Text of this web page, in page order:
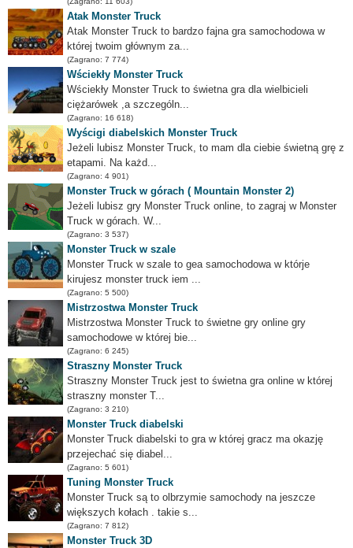
Atak Monster Truck
Atak Monster Truck to bardzo fajna gra samochodowa w
której twoim głównym za...
(Zagrano: 7 774)
Wściekły Monster Truck
Wściekły Monster Truck to świetna gra dla wielbicieli
ciężarówek ,a szczególn...
(Zagrano: 16 618)
Wyścigi diabelskich Monster Truck
Jeżeli lubisz Monster Truck, to mam dla ciebie świetną grę z
etapami. Na każd...
(Zagrano: 4 901)
Monster Truck w górach ( Mountain Monster 2)
Jeżeli lubisz gry Monster Truck online, to zagraj w Monster
Truck w górach. W...
(Zagrano: 3 537)
Monster Truck w szale
Monster Truck w szale to gea samochodowa w którje
kirujesz monster truck iem ...
(Zagrano: 5 500)
Mistrzostwa Monster Truck
Mistrzostwa Monster Truck to świetne gry online gry
samochodowe w której bie...
(Zagrano: 6 245)
Straszny Monster Truck
Straszny Monster Truck jest to świetna gra online w której
straszny monster T...
(Zagrano: 3 210)
Monster Truck diabelski
Monster Truck diabelski to gra w której gracz ma okazję
przejechać się diabel...
(Zagrano: 5 601)
Tuning Monster Truck
Monster Truck są to olbrzymie samochody na jeszcze
większych kołach . takie s...
(Zagrano: 7 812)
Monster Truck 3D